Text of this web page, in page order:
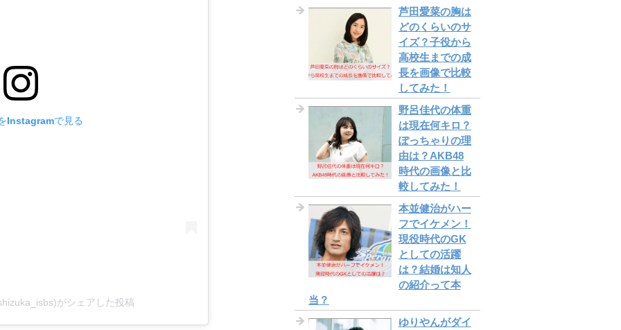
Instagramで見る
がシェアした投稿
芦田愛菜の胸は
どのくらいのサ
イズ？子役から
高校生までの成
長を画像で比較
してみた！
野呂佳代の体重
は現在何キロ？
ぽっちゃりの理
由は？AKB48
時代の画像と比
較してみた！
本並健治がハー
フでイケメン！
現役時代のGK
としての活躍
は？結婚は知人
の紹介って本
当？
ゆりやんがダイ